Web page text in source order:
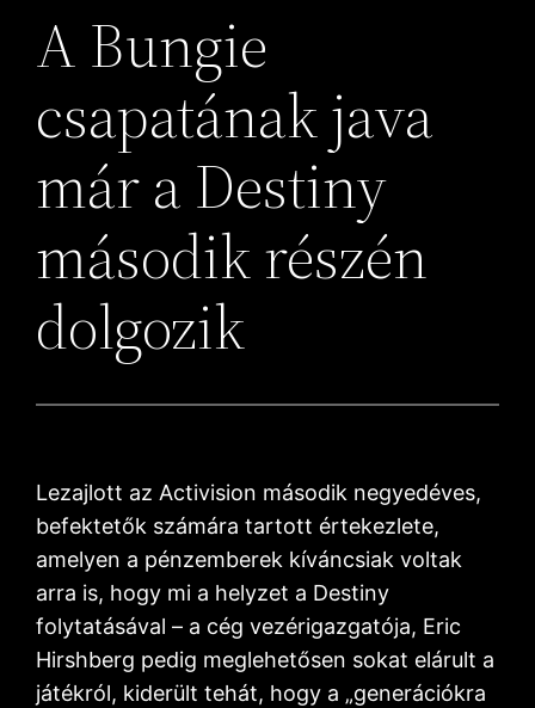
A Bungie
csapatának java
már a Destiny
második részén
dolgozik
Lezajlott az Activision második negyedéves,
befektetők számára tartott értekezlete,
amelyen a pénzemberek kíváncsiak voltak
arra is, hogy mi a helyzet a Destiny
folytatásával – a cég vezérigazgatója, Eric
Hirshberg pedig meglehetősen sokat elárult a
játékról, kiderült tehát, hogy a „generációkra